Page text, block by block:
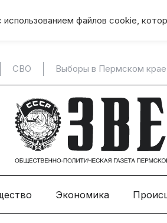
файлов cookie,
СВО Выборы в Пермском крае
Экономика